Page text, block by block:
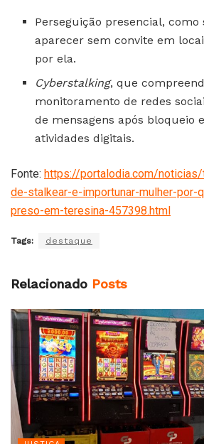
Perseguição presencial,
aparecer sem convite em
por ela.
Cyberstalking, que
monitoramento de redes
de mensagens após bloqueio
atividades digitais.
Fonte: https://portalodia.com/
de-stalkear-e-importunar-mulher-por-
preso-em-teresina-457398.html
Tags: destaque
Relacionado Posts